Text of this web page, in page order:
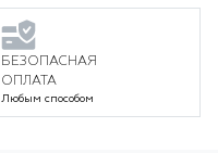
БЕЗОПАСНАЯ
ОПЛАТА
Любым способом